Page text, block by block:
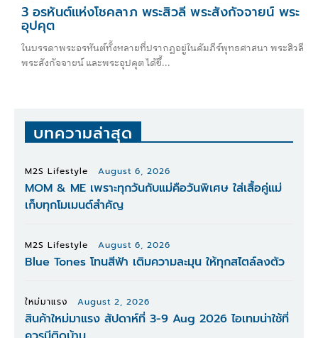
3 อรหันต์แห่งโชคลาภ พระสิวลี พระสังกัจจายน์ พระ
อุปคุต
ในบรรดาพระอรหันต์ทั้งหลายที่ปรากฏอยู่ในคัมภีร์พุทธศาสนา พระสิวลี
พระสังกัจจายน์ และพระอุปคุต ได้ขึ้...
บทความล่าสุด
M2S Lifestyle August 6, 2026
MOM & ME เพราะทุกวันกับแม่คือวันพิเศษ ใส่เสื้อคู่แม่
เก็บทุกโมเมนต์สำคัญ
M2S Lifestyle August 6, 2026
Blue Tones โทนสีฟ้า เติมความละมุน ให้ทุกสไตล์ลงตัว
ใหม่มาแรง August 2, 2026
สินค้าใหม่มาแรง สัปดาห์ที่ 3-9 Aug 2026 ไอเทมน่าใช้ที่